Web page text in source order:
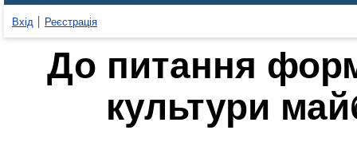
Вхід Реєстрація
До питання
культури